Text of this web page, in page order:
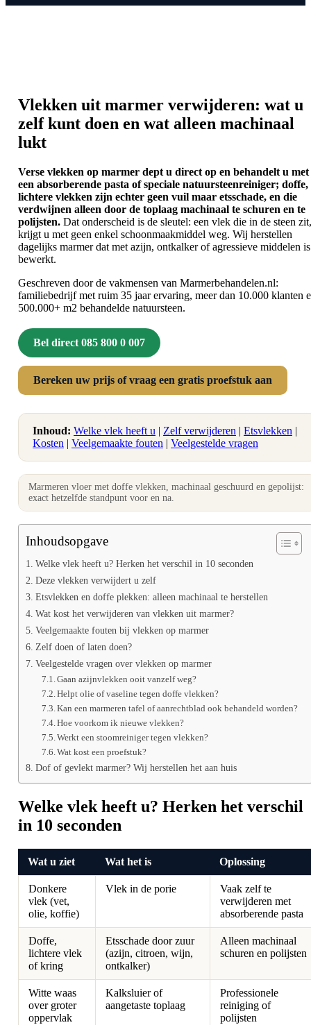
Vlekken uit marmer verwijderen: wat u
zelf kunt doen en wat alleen machinaal
lukt
Verse vlekken op marmer dept u direct op en behandelt u met
een absorberende pasta of speciale natuursteenreiniger; doffe,
lichtere vlekken zijn echter geen vuil maar etsschade, en die
verdwijnen alleen door de toplaag machinaal te schuren en te
polijsten. Dat onderscheid is de sleutel: een vlek die in de steen zit,
krijgt u met geen enkel schoonmaakmiddel weg. Wij herstellen
dagelijks marmer dat met azijn, ontkalker of agressieve middelen is
bewerkt.
Geschreven door de vakmensen van Marmerbehandelen.nl:
familiebedrijf met ruim 35 jaar ervaring, meer dan 10.000 klanten
500.000+ m2 behandelde natuursteen.
Bel direct 085 800 0 007
Bereken uw prijs of vraag een gratis proefstuk aan
Inhoud: Welke vlek heeft u | Zelf verwijderen | Etsvlekken |
Kosten | Veelgemaakte fouten | Veelgestelde vragen
Marmeren vloer met doffe vlekken, machinaal geschuurd en gepolijst:
exact hetzelfde standpunt voor en na.
Inhoudsopgave
Welke vlek heeft u? Herken het verschil in 10 seconden
Deze vlekken verwijdert u zelf
Etsvlekken en doffe plekken: alleen machinaal te herstellen
Wat kost het verwijderen van vlekken uit marmer?
Veelgemaakte fouten bij vlekken op marmer
Zelf doen of laten doen?
Veelgestelde vragen over vlekken op marmer
Gaan azijnvlekken ooit vanzelf weg?
Helpt olie of vaseline tegen doffe vlekken?
Kan een marmeren tafel of aanrechtblad ook behandeld worden?
Hoe voorkom ik nieuwe vlekken?
Werkt een stoomreiniger tegen vlekken?
Wat kost een proefstuk?
Dof of gevlekt marmer? Wij herstellen het aan huis
Welke vlek heeft u? Herken het verschil
in 10 seconden
Wat u ziet Wat het is Oplossing
Donkere
vlek (vet,
olie, koffie)
Vlek in de porie
Vaak zelf te
verwijderen met
absorberende pasta
Doffe,
lichtere vlek
of kring
Etsschade door zuur
(azijn, citroen, wijn,
ontkalker)
Alleen machinaal
schuren en polijsten
Witte waas
over groter
oppervlak
Kalksluier of
aangetaste toplaag
Professionele
reiniging of
polijsten